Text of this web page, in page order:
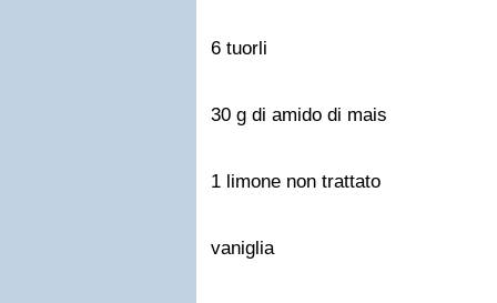
6 tuorli
30 g di amido di mais
1 limone non trattato
vaniglia